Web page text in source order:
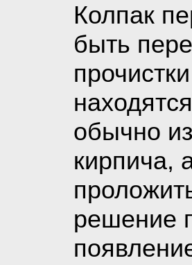
Колпак
быть
обычно
кирпича,
решение